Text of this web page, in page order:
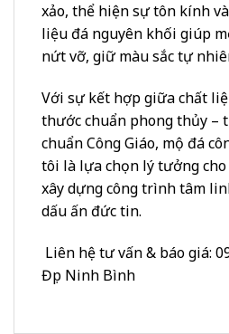
xảo, thể hiện sự tôn kính
liệu đá nguyên khối giúp
nứt vỡ, giữ màu sắc tự
Với sự kết hợp giữa chất
thước chuẩn phong thủy –
chuẩn Công Giáo, mộ đá
tôi là lựa chọn lý tưởng
xây dựng công trình tâm
dấu ấn đức tin.
Liên hệ tư vấn & báo giá:
Đẹp Ninh Bình